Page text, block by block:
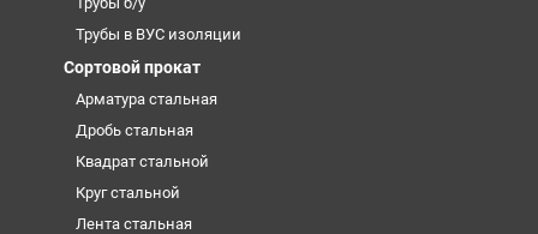
Трубы в ВУС изоляции
Сортовой прокат
Арматура стальная
Дробь стальная
Квадрат стальной
Круг стальной
Лента стальная